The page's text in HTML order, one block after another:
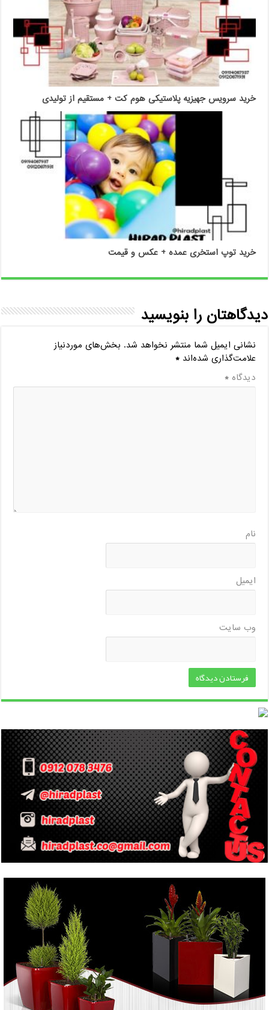
خرید سرویس جهیزیه پلاستیکی هوم کت + مستقیم از تولیدی
خرید توپ استخری عمده + عکس و قیمت
دیدگاهتان را بنویسید
نشانی ایمیل شما منتشر نخواهد شد. بخش‌های موردنیاز
علامت‌گذاری شده‌اند*
دیدگاه*
نام
ایمیل
وب‌ سایت